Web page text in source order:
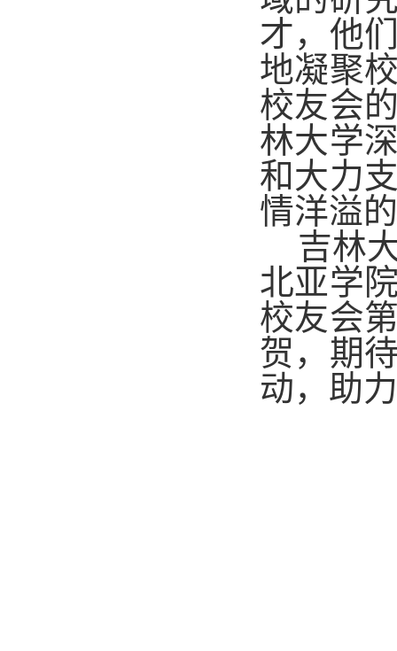
才，他
地凝聚
校友会
林大学
和大力
情洋溢
吉林
北亚学
校友会
贺，期
动，助